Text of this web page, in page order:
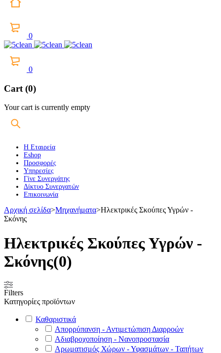
0
0
Cart (0)
Your cart is currently empty
Η Εταιρεία
Eshop
Προσφορές
Υπηρεσίες
Γίνε Συνεργάτης
Δίκτυο Συνεργατών
Επικοινωνία
Αρχική σελίδα>Μηχανήματα>Ηλεκτρικές Σκούπες Υγρών -
Σκόνης
Ηλεκτρικές Σκούπες Υγρών -
Σκόνης(0)
Filters
Κατηγορίες προϊόντων
Καθαριστικά
Απορρύπανση - Αντιμετώπιση Διαρροών
Αδιαβροχοποίηση - Νανοπροστασία
Αρωματισμός Χώρων - Υφασμάτων - Ταπήτων